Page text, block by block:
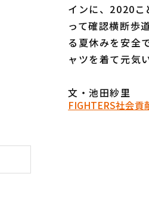
インに、2020こ
って確認横断歩
る夏休みを安全
ャツを着て元気
文・池田紗里
FIGHTERS社会貢